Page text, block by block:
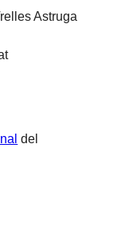
Astruga
del